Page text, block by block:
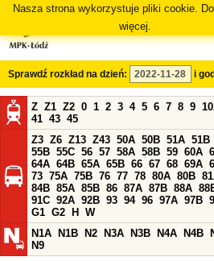
Nasza strona wykorzystuje pliki cookie.
więcej.
Sprawdź rozkład na dzień: i
Z Z1 Z2 0 1 2 3 4 5 6 7 8 9
41 43 45
Z3 Z6 Z13 Z43 50A 50B 51A 51B
55B 55C 56 57 58A 58B 59 60A
64A 64B 65A 65B 66 67 68 69A
73 75A 75B 76 77 78 80A 80B
84B 85A 85B 86 87A 87B 88A
91C 92A 92B 93 94 96 97A 97B
G1 G2 H
W
N1A
N1B N2 N3A N3B N4A N4B
N9